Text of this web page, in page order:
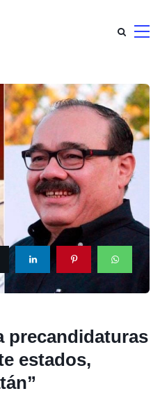
precandidaturas
estados,